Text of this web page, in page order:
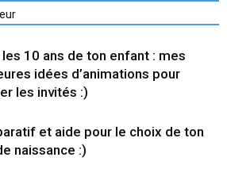
10 ans de ton enfant : mes
idées d’animations pour
les invités :)
et aide pour le choix de ton
naissance :)